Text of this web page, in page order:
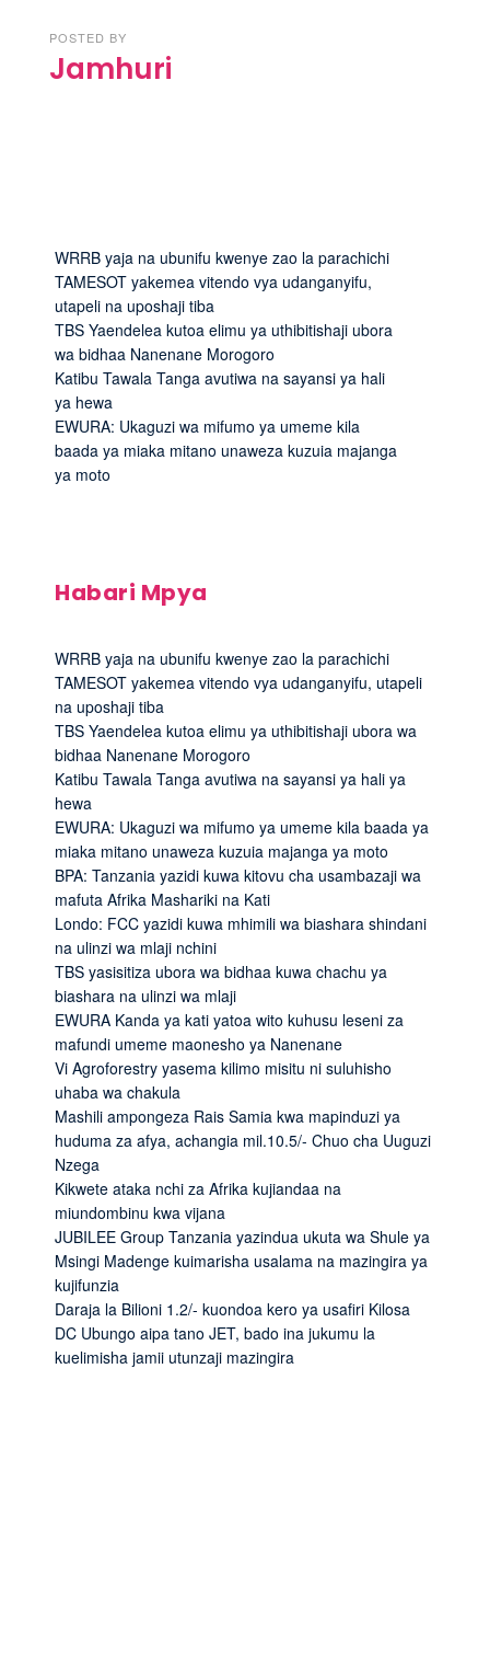
POSTED BY
Jamhuri
WRRB yaja na ubunifu kwenye zao la parachichi
TAMESOT yakemea vitendo vya udanganyifu,
utapeli na uposhaji tiba
TBS Yaendelea kutoa elimu ya uthibitishaji ubora
wa bidhaa Nanenane Morogoro
Katibu Tawala Tanga avutiwa na sayansi ya hali
ya hewa
EWURA: Ukaguzi wa mifumo ya umeme kila
baada ya miaka mitano unaweza kuzuia majanga
ya moto
Habari Mpya
WRRB yaja na ubunifu kwenye zao la parachichi
TAMESOT yakemea vitendo vya udanganyifu, utapeli
na uposhaji tiba
TBS Yaendelea kutoa elimu ya uthibitishaji ubora wa
bidhaa Nanenane Morogoro
Katibu Tawala Tanga avutiwa na sayansi ya hali ya
hewa
EWURA: Ukaguzi wa mifumo ya umeme kila baada ya
miaka mitano unaweza kuzuia majanga ya moto
BPA: Tanzania yazidi kuwa kitovu cha usambazaji wa
mafuta Afrika Mashariki na Kati
Londo: FCC yazidi kuwa mhimili wa biashara shindani
na ulinzi wa mlaji nchini
TBS yasisitiza ubora wa bidhaa kuwa chachu ya
biashara na ulinzi wa mlaji
EWURA Kanda ya kati yatoa wito kuhusu leseni za
mafundi umeme maonesho ya Nanenane
Vi Agroforestry yasema kilimo misitu ni suluhisho
uhaba wa chakula
Mashili ampongeza Rais Samia kwa mapinduzi ya
huduma za afya, achangia mil.10.5/- Chuo cha Uuguzi
Nzega
Kikwete ataka nchi za Afrika kujiandaa na
miundombinu kwa vijana
JUBILEE Group Tanzania yazindua ukuta wa Shule ya
Msingi Madenge kuimarisha usalama na mazingira ya
kujifunzia
Daraja la Bilioni 1.2/- kuondoa kero ya usafiri Kilosa
DC Ubungo aipa tano JET, bado ina jukumu la
kuelimisha jamii utunzaji mazingira